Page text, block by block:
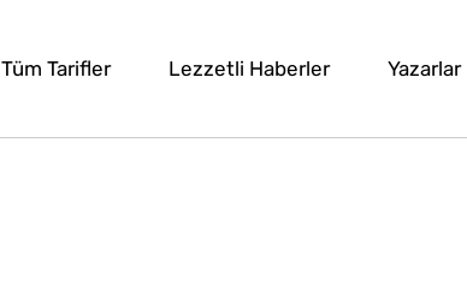
Tüm Tarifler Lezzetli Haberler Yazarlar